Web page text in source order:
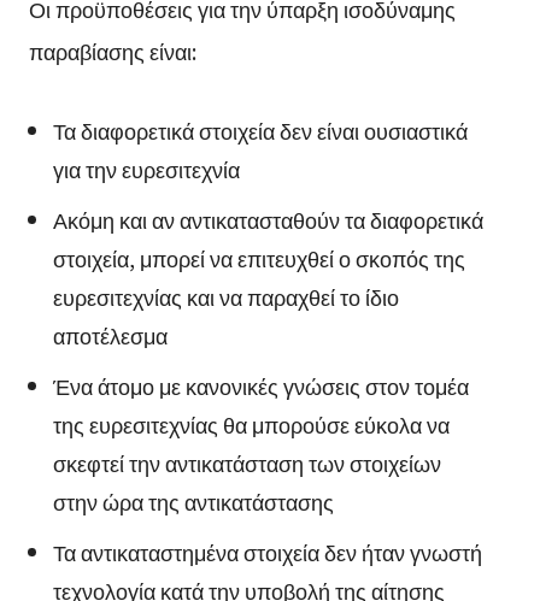
Οι προϋποθέσεις για την ύπαρξη ισοδύναμης
παραβίασης είναι:
Τα διαφορετικά στοιχεία δεν είναι ουσιαστικά
για την ευρεσιτεχνία
Ακόμη και αν αντικατασταθούν τα διαφορετικά
στοιχεία, μπορεί να επιτευχθεί ο σκοπός της
ευρεσιτεχνίας και να παραχθεί το ίδιο
αποτέλεσμα
Ένα άτομο με κανονικές γνώσεις στον τομέα
της ευρεσιτεχνίας θα μπορούσε εύκολα να
σκεφτεί την αντικατάσταση των στοιχείων
στην ώρα της αντικατάστασης
Τα αντικαταστημένα στοιχεία δεν ήταν γνωστή
τεχνολογία κατά την υποβολή της αίτησης